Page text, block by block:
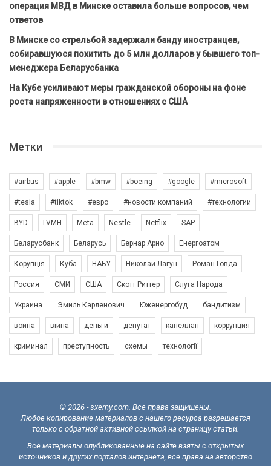
операция МВД в Минске оставила больше вопросов, чем
ответов
В Минске со стрельбой задержали банду иностранцев,
собиравшуюся похитить до 5 млн долларов у бывшего топ-
менеджера Беларусбанка
На Кубе усиливают меры гражданской обороны на фоне
роста напряженности в отношениях с США
Метки
#airbus #apple #bmw #boeing #google #microsoft
#tesla #tiktok #евро #новости компаний #технологии
BYD LVMH Meta Nestle Netflix SAP
Беларусбанк Беларусь Бернар Арно Енергоатом
Корупція Куба НАБУ Николай Лагун Роман Говда
Россия СМИ США Скотт Риттер Слуга Народа
Украина Эмиль Карленович Юженергобуд бандитизм
война війна деньги депутат капеллан коррупция
криминал преступность схемы технології
© 2026 - sxemy.com. Все права защищены.
Любое копирование материалов с нашего ресурса разрешается
только с обратной активной ссылкой на страницу статьи.
Все материалы опубликованные на сайте взяты с открытых
источников и других порталов интернета, все права на авторство